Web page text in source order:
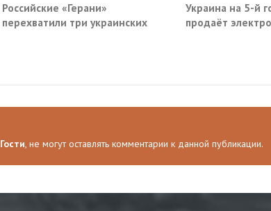
Российские «Герани»
перехватили три украинских
Украина на 5-й
продаёт
Гости, не могут оставлять комментарии к данной публикации.